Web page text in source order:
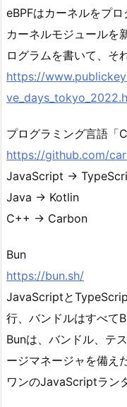
eBPFはカーネルをプロ
カーネルモジュールを
ログラムを書いて、そ
https://
プログラミング言語「
https://github.com/
JavaScript →
Java → Kotlin
C++ → Carbon
Bun
https://bun.sh/
JavaScriptと
行、バンドルはすべて
Bunは、バンドル、テ
ージマネージャを備え
ワンのJavaScriptラン